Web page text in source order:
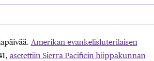
Amerikan evankelisluterilaisen
asetettiin Sierra Pacificin hiippakunnan